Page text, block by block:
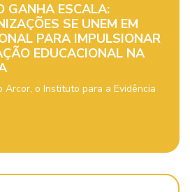
GANHA ESCALA:
SE UNEM EM
PARA IMPULSIONAR
EDUCACIONAL NA
Arcor, o Instituto para a Evidência